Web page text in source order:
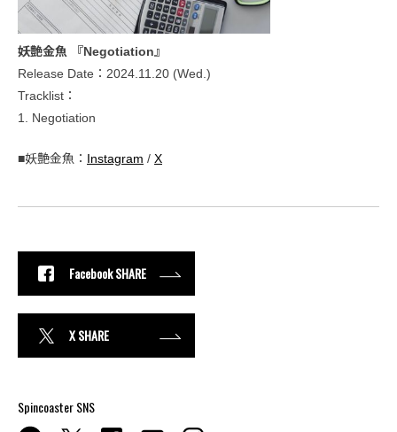
妖艶金魚 『Negotiation』
Release Date：2024.11.20 (Wed.)
Tracklist：
1. Negotiation
■妖艶金魚： Instagram / X
Facebook SHARE
X SHARE
Spincoaster SNS